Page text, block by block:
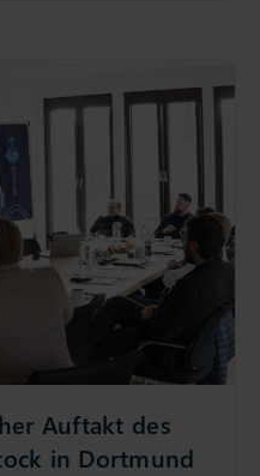
Auftakt des
in Dortmund